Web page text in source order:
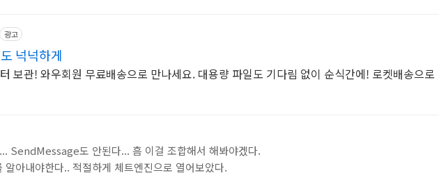
광고
넉넉하게
보관! 와우회원 무료배송으로 만나세요. 대용량 파일도 기다림 없이 순식간에! 로켓배송으로
도 안된다... 흠 이걸 조합해서 해봐야겠다.
아내야한다.. 적절하게 체트엔진으로 열어보았다.